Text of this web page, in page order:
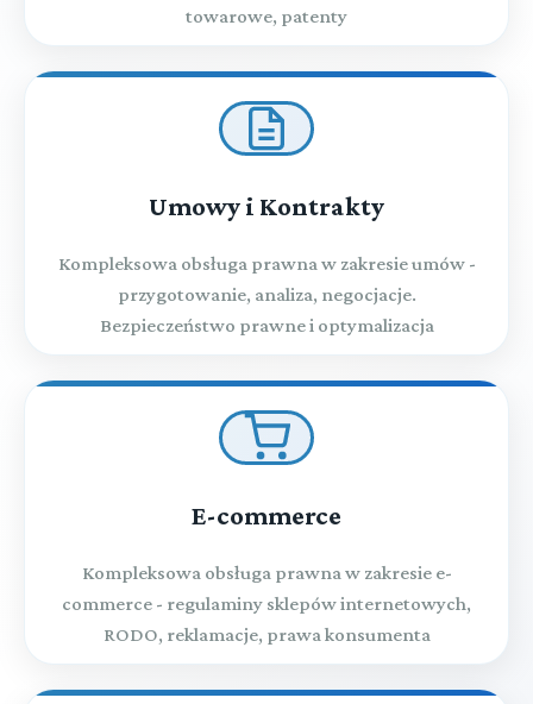
towarowe, patenty
Umowy i Kontrakty
Kompleksowa obsługa prawna w zakresie umów -
przygotowanie, analiza, negocjacje.
Bezpieczeństwo prawne i optymalizacja
E-commerce
Kompleksowa obsługa prawna w zakresie e-
commerce - regulaminy sklepów internetowych,
RODO, reklamacje, prawa konsumenta